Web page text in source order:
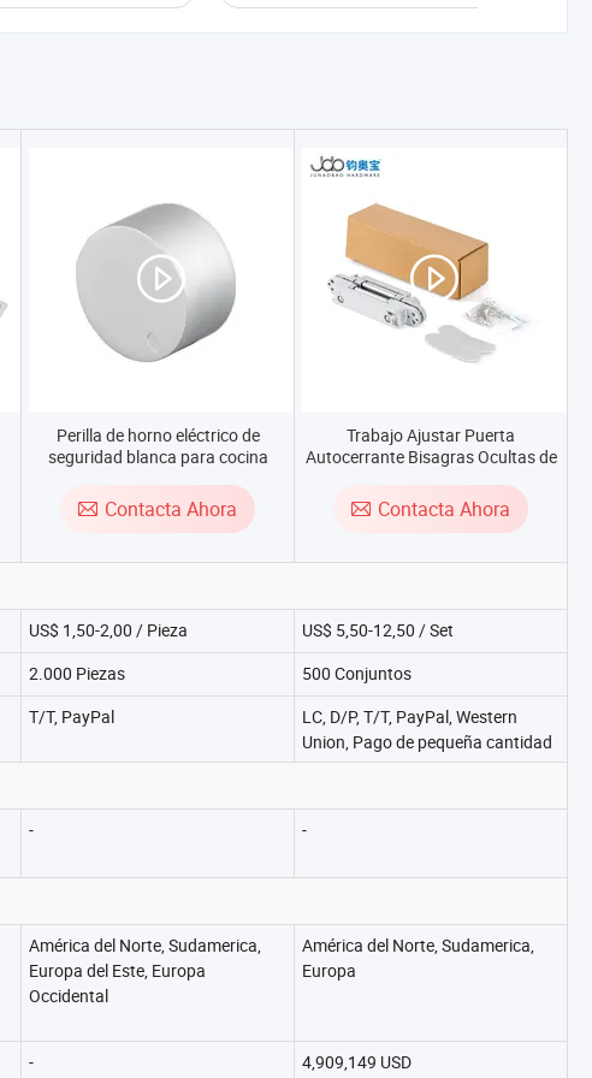
Perilla de horno eléctrico de
seguridad blanca para cocina
Contacta Ahora
Trabajo Ajustar Puerta
Autocerrante Bisagras Ocultas de
Gabinete
Contacta Ahora
US$ 1,50-2,00 / Pieza US$ 5,50-12,50 / Set
2.000 Piezas 500 Conjuntos
T/T, PayPal
LC, D/P, T/T, PayPal, Western
Union, Pago de pequeña cantidad
- -
América del Norte, Sudamerica,
Europa del Este, Europa
Occidental
América del Norte, Sudamerica,
Europa
- 4,909,149 USD